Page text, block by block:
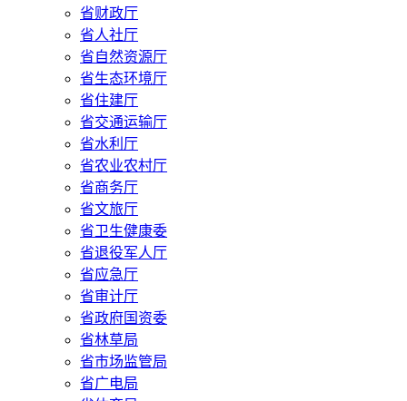
省财政厅
省人社厅
省自然资源厅
省生态环境厅
省住建厅
省交通运输厅
省水利厅
省农业农村厅
省商务厅
省文旅厅
省卫生健康委
省退役军人厅
省应急厅
省审计厅
省政府国资委
省林草局
省市场监管局
省广电局